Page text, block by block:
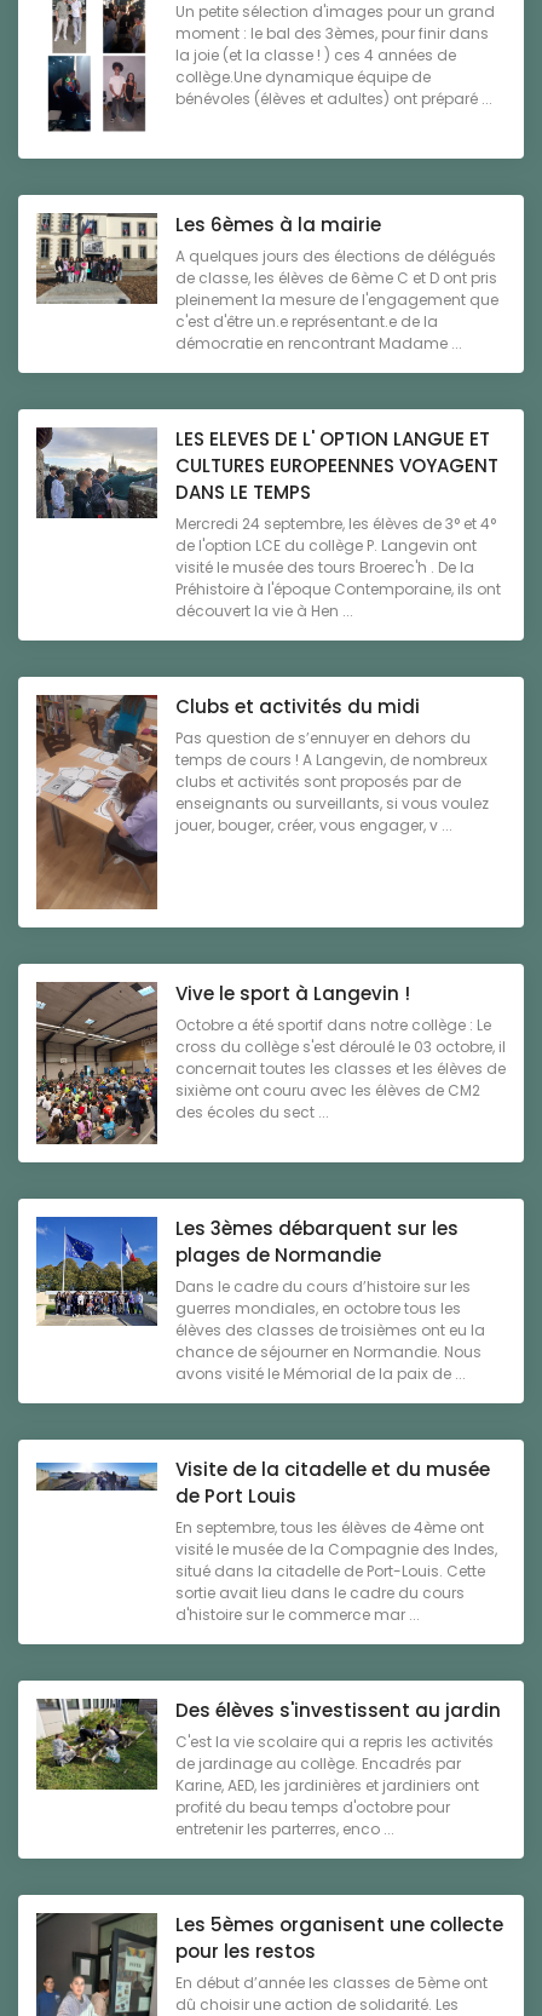
Un petite sélection d'images pour un grand
moment : le bal des 3èmes, pour finir dans
la joie (et la classe ! ) ces 4 années de
collège.Une dynamique équipe de
bénévoles (élèves et adultes) ont préparé ...
Les 6èmes à la mairie
A quelques jours des élections de délégués
de classe, les élèves de 6ème C et D ont pris
pleinement la mesure de l'engagement que
c'est d'être un.e représentant.e de la
démocratie en rencontrant Madame ...
LES ELEVES DE L' OPTION LANGUE ET
CULTURES EUROPEENNES VOYAGENT
DANS LE TEMPS
Mercredi 24 septembre, les élèves de 3° et 4°
de l'option LCE du collège P. Langevin ont
visité le musée des tours Broerec'h . De la
Préhistoire à l'époque Contemporaine, ils ont
découvert la vie à Hen ...
Clubs et activités du midi
Pas question de s’ennuyer en dehors du
temps de cours ! A Langevin, de nombreux
clubs et activités sont proposés par de
enseignants ou surveillants, si vous voulez
jouer, bouger, créer, vous engager, v ...
Vive le sport à Langevin !
Octobre a été sportif dans notre collège : Le
cross du collège s'est déroulé le 03 octobre, il
concernait toutes les classes et les élèves de
sixième ont couru avec les élèves de CM2
des écoles du sect ...
Les 3èmes débarquent sur les
plages de Normandie
Dans le cadre du cours d’histoire sur les
guerres mondiales, en octobre tous les
élèves des classes de troisièmes ont eu la
chance de séjourner en Normandie. Nous
avons visité le Mémorial de la paix de ...
Visite de la citadelle et du musée
de Port Louis
En septembre, tous les élèves de 4ème ont
visité le musée de la Compagnie des Indes,
situé dans la citadelle de Port-Louis. Cette
sortie avait lieu dans le cadre du cours
d'histoire sur le commerce mar ...
Des élèves s'investissent au jardin
C'est la vie scolaire qui a repris les activités
de jardinage au collège. Encadrés par
Karine, AED, les jardinières et jardiniers ont
profité du beau temps d'octobre pour
entretenir les parterres, enco ...
Les 5èmes organisent une collecte
pour les restos
En début d’année les classes de 5ème ont
dû choisir une action de solidarité. Les